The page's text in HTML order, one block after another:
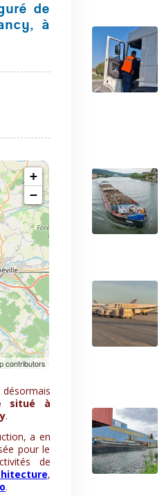
de
à
situé à
.
a en
pour le
de
,
.